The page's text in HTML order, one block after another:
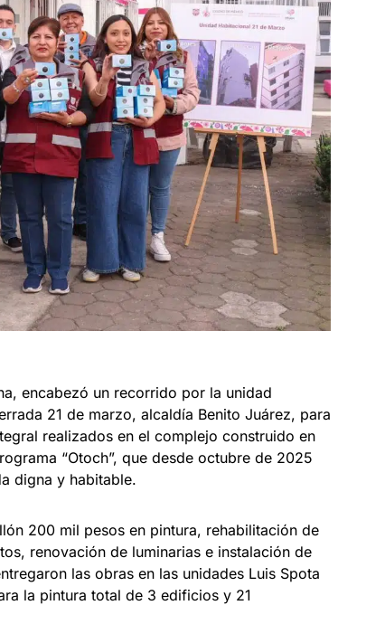
encabezó un recorrido por la unidad
21 de marzo, alcaldía Benito Juárez, para
realizados en el complejo construido en
“Otoch”, que desde octubre de 2025
digna y habitable.
200 mil pesos en pintura, rehabilitación de
renovación de luminarias e instalación de
las obras en las unidades Luis Spota
la pintura total de 3 edificios y 21